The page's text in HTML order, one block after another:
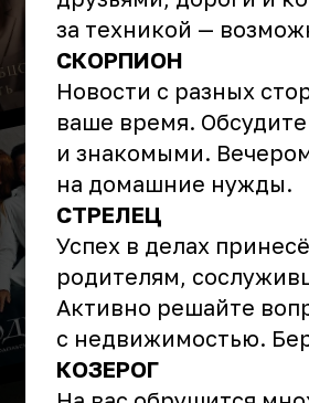
за техникой —
СКОРПИОН
Новости с разных
ваше время.
и знакомыми.
на домашние нужды.
СТРЕЛЕЦ
Успех в делах
родителям,
Активно решайте
с недвижимостью.
КОЗЕРОГ